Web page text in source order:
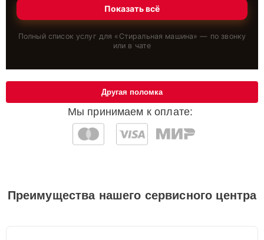
Показать всё
Полный список услуг для « Стиральная машина» — по звонку
или в чате
Мы принимаем к оплате:
Другая поломка
Преимущества нашего сервисного центра